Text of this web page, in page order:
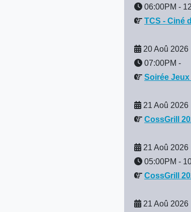
06:00PM -
TCS - Ciné
20 Aoû 2026
07:00PM -
Soirée
21 Aoû 2026
CossGrill
21 Aoû 2026
05:00PM -
CossGrill
21 Aoû 2026